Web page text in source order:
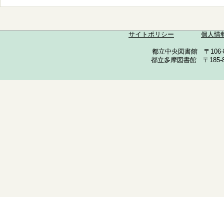
サイトポリシー 個人情
都立中央図書館 〒
都立多摩図書館 〒185-